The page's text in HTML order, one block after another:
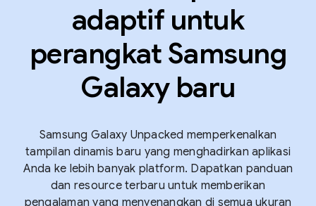
adaptif untuk
perangkat Samsung
Galaxy baru
Samsung Galaxy Unpacked memperkenalkan
tampilan dinamis baru yang menghadirkan aplikasi
Anda ke lebih banyak platform. Dapatkan panduan
dan resource terbaru untuk memberikan
pengalaman yang menyenangkan di semua ukuran